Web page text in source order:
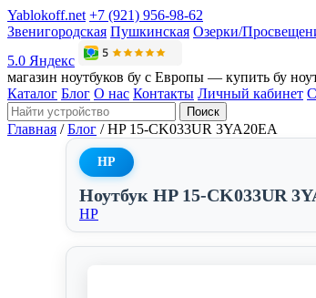
Yablokoff.net +7 (921) 956-98-62
Звенигородская Пушкинская Озерки/
5.0 Яндекс
магазин ноутбуков бу с Европы — купить бу
Каталог Блог О нас Контакты Личный кабинет
Поиск
Главная / Блог / HP 15-CK033UR 3YA20EA
HP
Ноутбук HP 15-CK033UR
HP